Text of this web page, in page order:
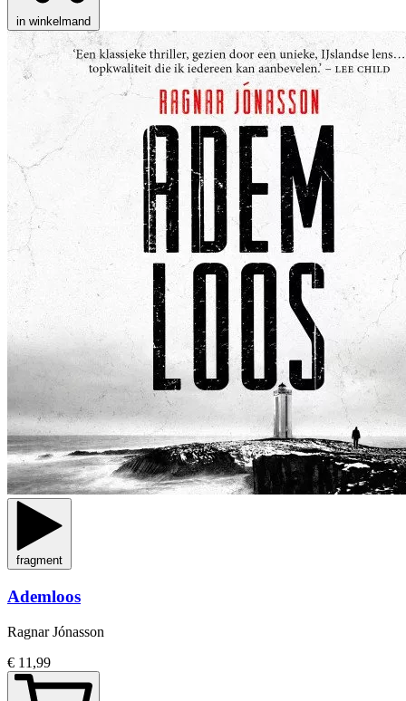
in winkelmand
fragment
Ademloos
Ragnar Jónasson
€ 11,99